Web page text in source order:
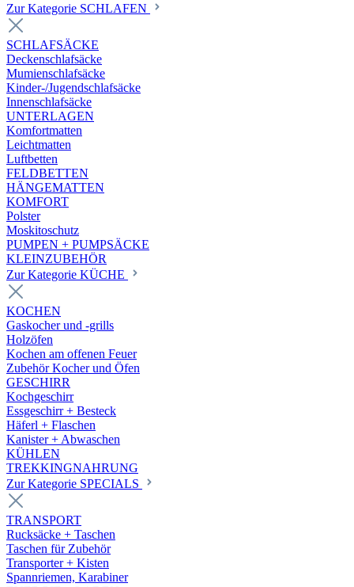
Zur Kategorie SCHLAFEN
SCHLAFSÄCKE
Deckenschlafsäcke
Mumienschlafsäcke
Kinder-/Jugendschlafsäcke
Innenschlafsäcke
UNTERLAGEN
Komfortmatten
Leichtmatten
Luftbetten
FELDBETTEN
HÄNGEMATTEN
KOMFORT
Polster
Moskitoschutz
PUMPEN + PUMPSÄCKE
KLEINZUBEHÖR
Zur Kategorie KÜCHE
KOCHEN
Gaskocher und -grills
Holzöfen
Kochen am offenen Feuer
Zubehör Kocher und Öfen
GESCHIRR
Kochgeschirr
Essgeschirr + Besteck
Häferl + Flaschen
Kanister + Abwaschen
KÜHLEN
TREKKINGNAHRUNG
Zur Kategorie SPECIALS
TRANSPORT
Rucksäcke + Taschen
Taschen für Zubehör
Transporter + Kisten
Spannriemen, Karabiner